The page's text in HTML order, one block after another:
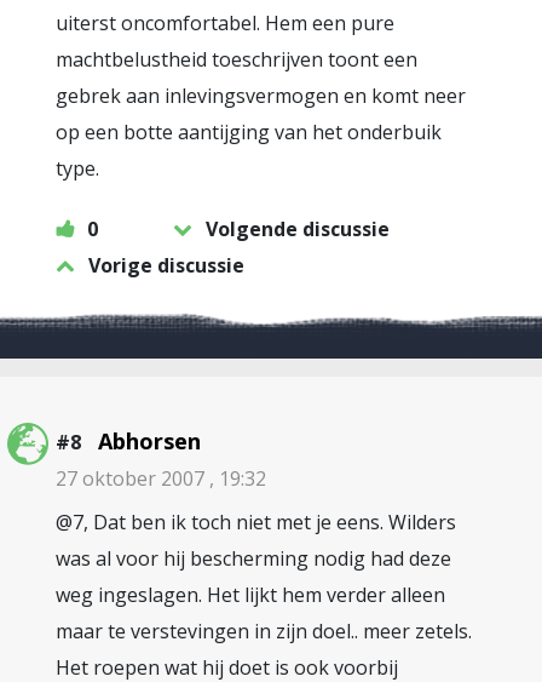
uiterst oncomfortabel. Hem een pure
machtbelustheid toeschrijven toont een
gebrek aan inlevingsvermogen en komt neer
op een botte aantijging van het onderbuik
type.
0
Volgende discussie
Vorige discussie
#8 Abhorsen
27 oktober 2007 , 19:32
@7, Dat ben ik toch niet met je eens. Wilders
was al voor hij bescherming nodig had deze
weg ingeslagen. Het lijkt hem verder alleen
maar te verstevingen in zijn doel.. meer zetels.
Het roepen wat hij doet is ook voorbij